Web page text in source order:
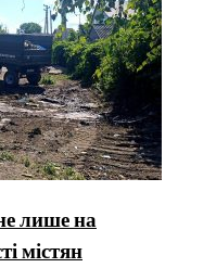
лише на
містян